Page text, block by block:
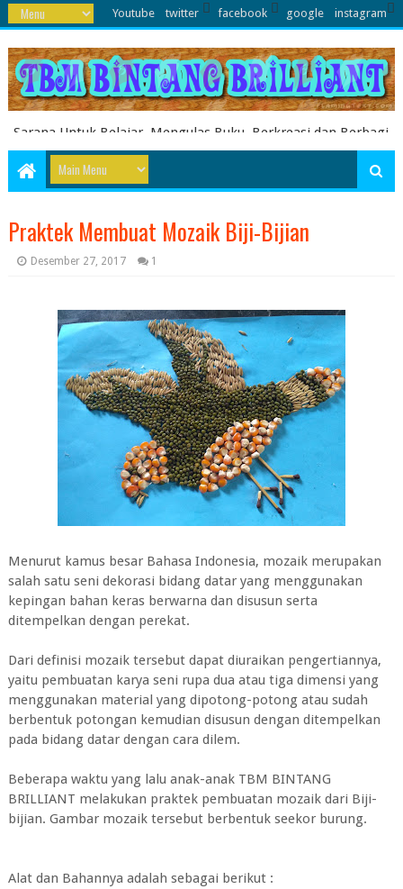
Youtube twitter facebook google instagram
Sarana Untuk Belajar, Mengulas Buku, Berkreasi dan Berbagi
Pengetahuan serta Energi Literasi Berbagai soal ujian sekolah
dasar juga dibahas disini
Praktek Membuat Mozaik Biji-Bijian
Desember 27, 2017 1
Menurut kamus besar Bahasa Indonesia, mozaik merupakan
salah satu seni dekorasi bidang datar yang menggunakan
kepingan bahan keras berwarna dan disusun serta
ditempelkan dengan perekat.
Dari definisi mozaik tersebut dapat diuraikan pengertiannya,
yaitu pembuatan karya seni rupa dua atau tiga dimensi yang
menggunakan material yang dipotong-potong atau sudah
berbentuk potongan kemudian disusun dengan ditempelkan
pada bidang datar dengan cara dilem.
Beberapa waktu yang lalu anak-anak TBM BINTANG
BRILLIANT melakukan praktek pembuatan mozaik dari Biji-
bijian. Gambar mozaik tersebut berbentuk seekor burung.
Alat dan Bahannya adalah sebagai berikut :